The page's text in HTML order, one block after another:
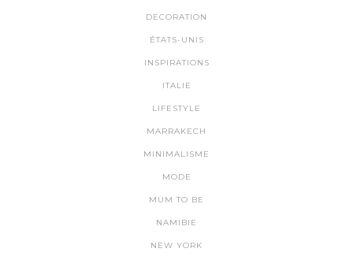
DECORATION
ÉTATS-UNIS
INSPIRATIONS
ITALIE
LIFESTYLE
MARRAKECH
MINIMALISME
MODE
MUM TO BE
NAMIBIE
NEW YORK